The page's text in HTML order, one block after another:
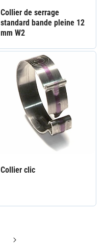
Collier de serrage
standard bande pleine 12
mm W2
Collier clic